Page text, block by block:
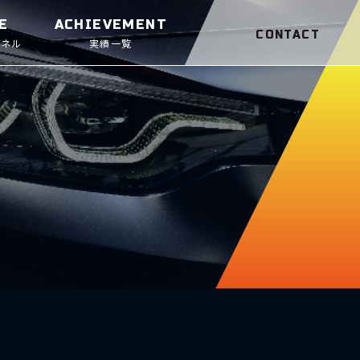
ル
ACHIEVEMENT
実績一覧
CONTACT